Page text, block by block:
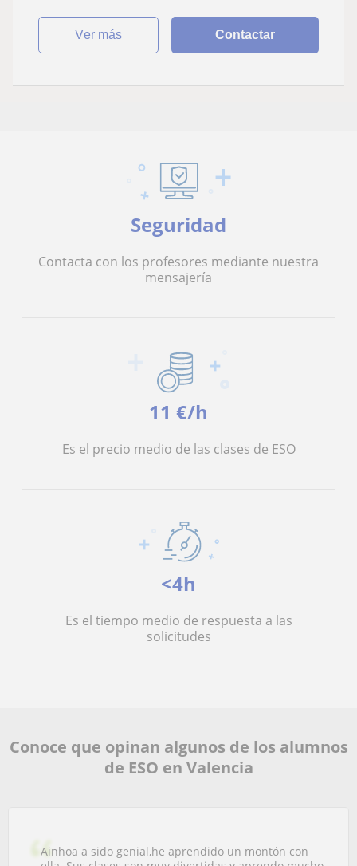
ver más Contactar
Seguridad
Contacta con los profesores mediante nuestra
mensajería
11 €/h
Es el precio medio de las clases de ESO
<4h
Es el tiempo medio de respuesta a las
solicitudes
Conoce que opinan algunos de los alumnos
de ESO en Valencia
Ainhoa a sido genial,he aprendido un montón con